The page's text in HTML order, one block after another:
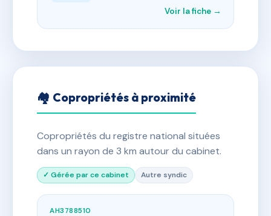
Voir la fiche →
🏘 Copropriétés à proximité
Copropriétés du registre national situées
dans un rayon de 3 km autour du cabinet.
✓ Gérée par ce cabinet Autre syndic
AH3788510